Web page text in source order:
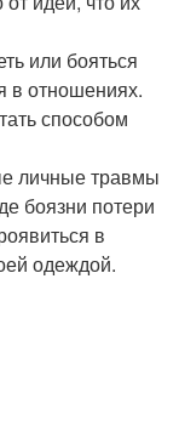
или бояться
в отношениях.
способом
личные травмы
боязни потери
в
одеждой.